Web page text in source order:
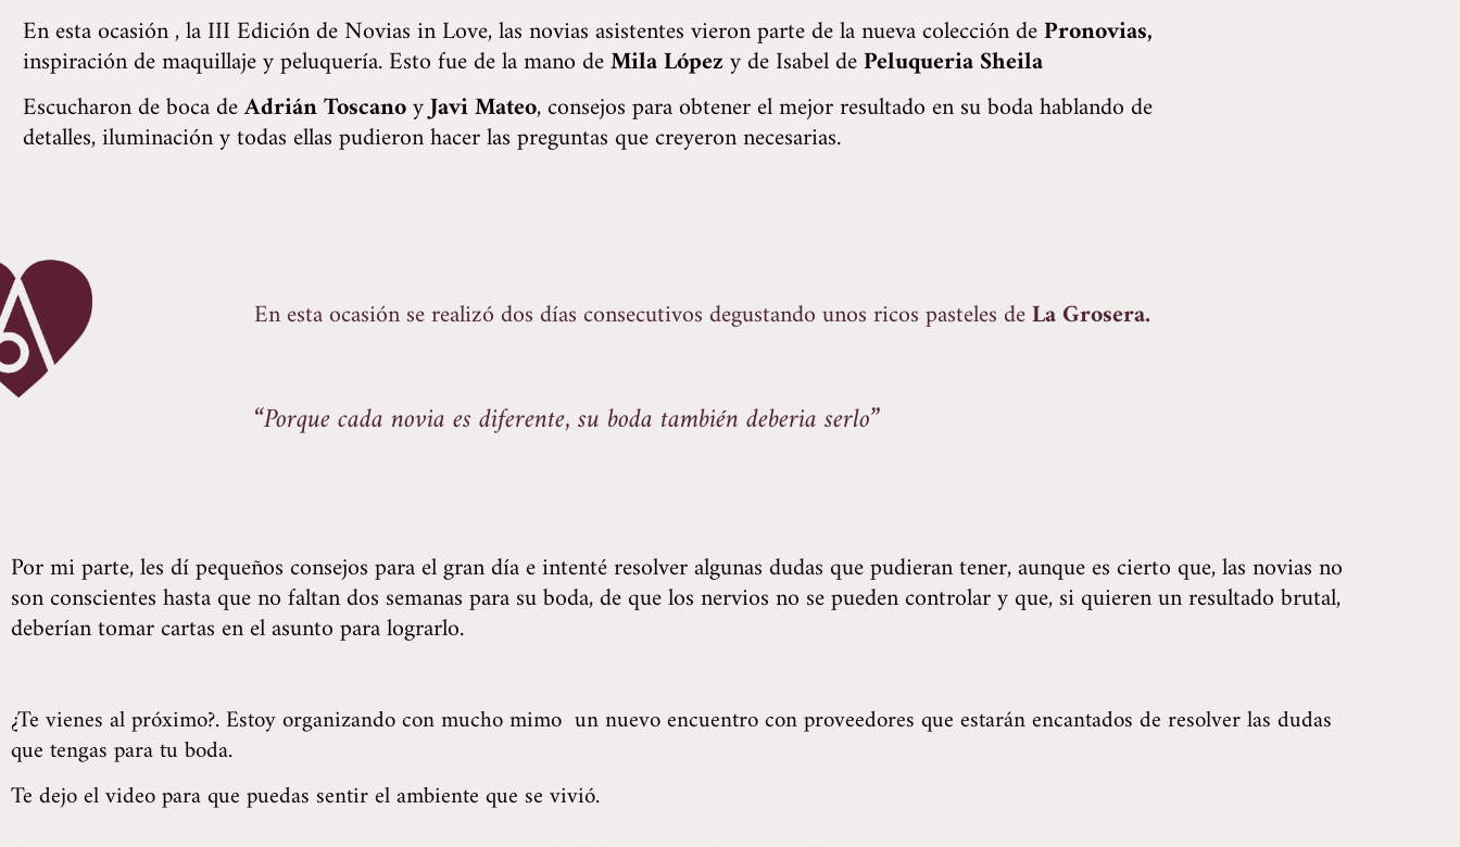
En esta ocasión , la III Edición de Novias in Love, las novias asistentes vieron parte de la nueva colección dePronovias,
inspiración de maquillaje y peluquería. Esto fue de la mano deMila Lópezy de Isabel dePeluqueria Sheila
Escucharon de boca deAdriánToscanoyJavi Mateo, consejos para obtener el mejor resultado en su boda hablando de
detalles, iluminación y todas ellas pudieron hacer las preguntas que creyeron necesarias.
En esta ocasión se realizó dos días consecutivos degustando unos ricos pasteles deLa Grosera.
“Porque cada novia es diferente, su boda también deberia serlo”
Por mi parte, les dí pequeños consejos para el gran día e intenté resolver algunas dudas que pudieran tener, aunque es cierto que, las novias no
son conscientes hasta que no faltan dos semanas para su boda, de que los nervios no se pueden controlar y que, si quieren un resultado brutal,
deberían tomar cartas en el asunto para lograrlo.
¿Te vienes al próximo?. Estoy organizando con mucho mimo un nuevo encuentro con proveedores que estarán encantados de resolver las dudas
que tengas para tu boda.
Te dejo el video para que puedas sentir el ambiente que se vivió.